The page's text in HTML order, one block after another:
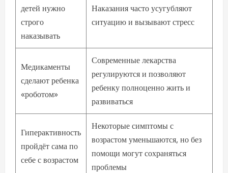
детей нужно
строго
наказывать
Наказания часто усугубляют
ситуацию и вызывают стресс
Медикаменты
сделают ребенка
«роботом»
Современные лекарства
регулируются и позволяют
ребенку полноценно жить и
развиваться
Гиперактивность
пройдёт сама по
себе с возрастом
Некоторые симптомы с
возрастом уменьшаются, но без
помощи могут сохраняться
проблемы